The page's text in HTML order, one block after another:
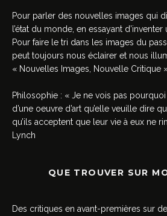
Pour parler des nouvelles images qui
l’état du monde, en essayant
Pour faire le tri dans les images du
peut toujours nous éclairer et nous
« Nouvelles Images, Nouvelle Critique
Philosophie : « Je ne vois pas
d’une oeuvre d’art qu’elle veuille dire
qu’ils acceptent que leur vie à eux ne
Lynch
QUE TROUVER SUR
Des critiques en avant-premières sur